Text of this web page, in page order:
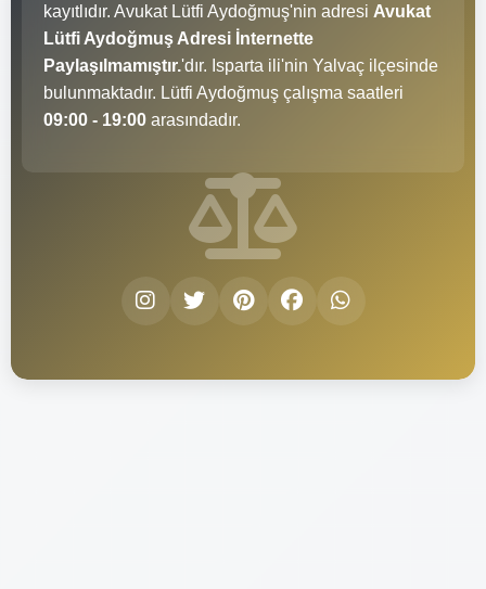
kayıtlıdır. Avukat Lütfi Aydoğmuş'nin adresi Avukat
Lütfi Aydoğmuş Adresi İnternette
Paylaşılmamıştır.'dır. Isparta ili'nin Yalvaç ilçesinde
bulunmaktadır. Lütfi Aydoğmuş çalışma saatleri
09:00 - 19:00 arasındadır.